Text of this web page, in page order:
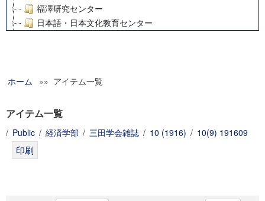
福澤研究センター
日本語・日本文化教育センター
グローバルリサーチインスティテュート
科学研究費補助金研究成果報告書
慶應義塾大学グローバルCOEプログラム市民社会ガバナンス
ホーム »» アイテム一覧
アイテム一覧
/ Public / 経済学部 / 三田学会雑誌 / 10 (1916) / 10(9) 191609